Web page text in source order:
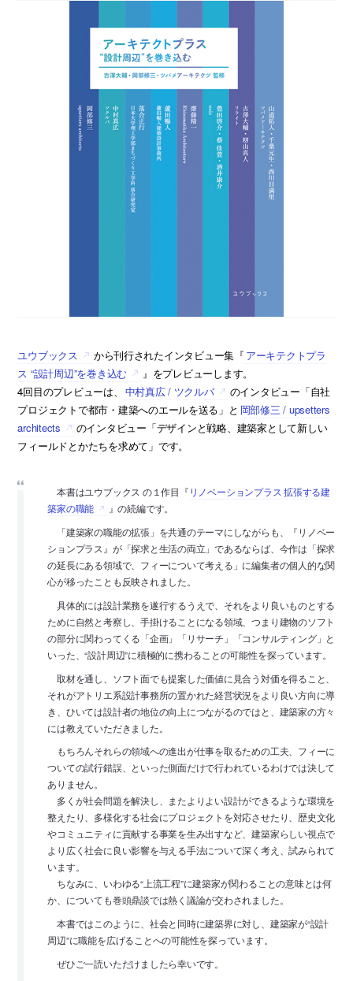
ユウブックス から刊行されたインタビュー集『 アーキテクトプラ
ス “設計周辺”を巻き込む
』をプレビューします。
4回目のプレビューは、
中村真広 / ツクルバ
のインタビュー「自社
プロジェクトで都市・建築へのエールを送る」と 岡部修三 / upsetters
architects
のインタビュー「デザインと戦略、建築家として新しい
フィールドとかたちを求めて」です。
本書はユウブックス の１作目『リノベーションプラス 拡張する建
築家の職能
』の続編です。
「建築家の職能の拡張」を共通のテーマにしながらも、『リノベー
ションプラス』が「探求と生活の両立」であるならば、今作は「探求
の延長にある領域で、フィーについて考える」に編集者の個人的な関
心が移ったことも反映されました。
具体的には設計業務を遂行するうえで、それをより良いものとする
ために自然と考察し、手掛けることになる領域、つまり建物のソフト
の部分に関わってくる「企画」「リサーチ」「コンサルティング」と
いった、“設計周辺”に積極的に携わることの可能性を探っています。
取材を通し、ソフト面でも提案した価値に見合う対価を得ること、
それがアトリエ系設計事務所の置かれた経営状況をより良い方向に導
き、ひいては設計者の地位の向上につながるのではと、建築家の方々
には教えていただきました。
もちろんそれらの領域への進出が仕事を取るための工夫、フィーに
ついての試行錯誤、といった側面だけで行われているわけでは決して
ありません。
多くが社会問題を解決し、またよりよい設計ができるような環境を
整えたり、多様化する社会にプロジェクトを対応させたり、歴史文化
やコミュニティに貢献する事業を生み出すなど、建築家らしい視点で
より広く社会に良い影響を与える手法について深く考え、試みられて
います。
ちなみに、いわゆる“上流工程”に建築家が関わることの意味とは何
か、についても巻頭鼎談では熱く議論が交わされました。
本書ではこのように、社会と同時に建築界に対し、建築家が“設計
周辺”に職能を広げることへの可能性を探っています。
ぜひご一読いただけましたら幸いです。